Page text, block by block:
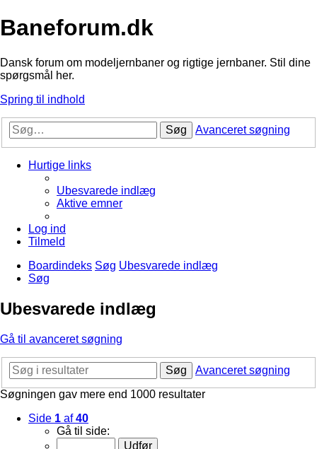
Baneforum.dk
Dansk forum om modeljernbaner og rigtige jernbaner. Stil dine
spørgsmål her.
Spring til indhold
Søg Avanceret søgning
Hurtige links
Ubesvarede indlæg
Aktive emner
Log ind
Tilmeld
Boardindeks Søg Ubesvarede indlæg
Søg
Ubesvarede indlæg
Gå til avanceret søgning
Søg
Avanceret søgning
Søgningen gav mere end 1000 resultater
Side 1 af40
Gå til side: